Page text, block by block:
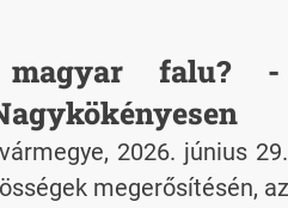
falu? -
2026. június
megerősítésén,